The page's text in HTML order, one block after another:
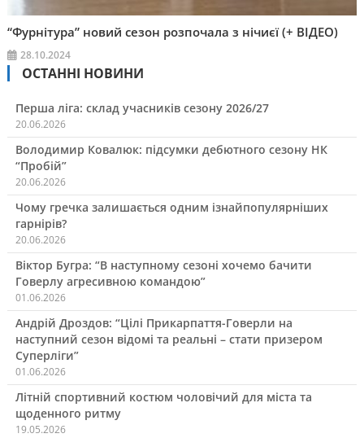
“Фурнітура” новий сезон розпочала з нічиєї (+ ВІДЕО)
28.10.2024
ОСТАННІ НОВИНИ
Перша ліга: склад учасників сезону 2026/27
20.06.2026
Володимир Ковалюк: підсумки дебютного сезону НК
“Пробій”
20.06.2026
Чому гречка залишається одним ізнайпопулярніших
гарнірів?
20.06.2026
Віктор Бугра: “В наступному сезоні хочемо бачити
Говерлу агресивною командою”
01.06.2026
Андрій Дроздов: “Цілі Прикарпаття-Говерли на
наступний сезон відомі та реальні – стати призером
Суперліги”
01.06.2026
Літній спортивний костюм чоловічий для міста та
щоденного ритму
19.05.2026